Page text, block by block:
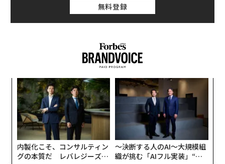
無料登録
内製化こそ、コンサルティン
グの本質だ レバレジーズが
〜決断する人のAI〜大規模組
織が挑む「AIフル実装」“使